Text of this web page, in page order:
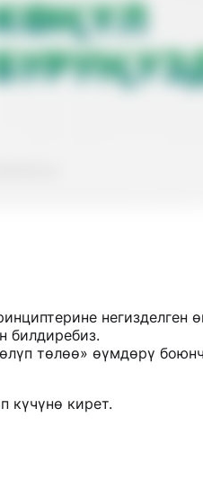
негизделген
билдиребиз.
төлөө» өүмдөрү
күчүнө кирет.